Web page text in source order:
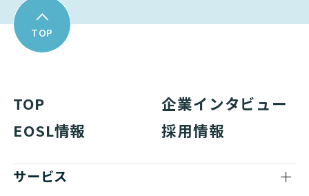
TOP
TOP
企業インタビュー
EOSL情報
採用情報
サービス